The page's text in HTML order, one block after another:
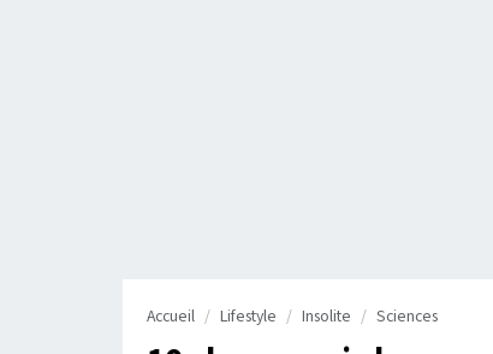
Accueil Lifestyle Insolite Sciences